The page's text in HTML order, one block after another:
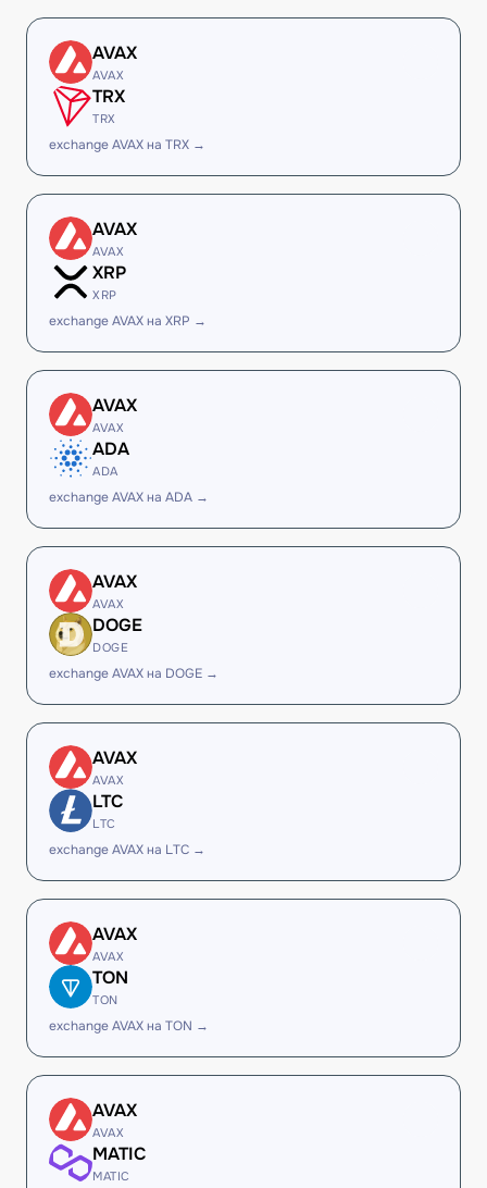
AVAX
AVAX
TRX
TRX
exchange AVAX на TRX →
AVAX
AVAX
XRP
XRP
exchange AVAX на XRP →
AVAX
AVAX
ADA
ADA
exchange AVAX на ADA →
AVAX
AVAX
DOGE
DOGE
exchange AVAX на DOGE →
AVAX
AVAX
LTC
LTC
exchange AVAX на LTC →
AVAX
AVAX
TON
TON
exchange AVAX на TON →
AVAX
AVAX
MATIC
MATIC